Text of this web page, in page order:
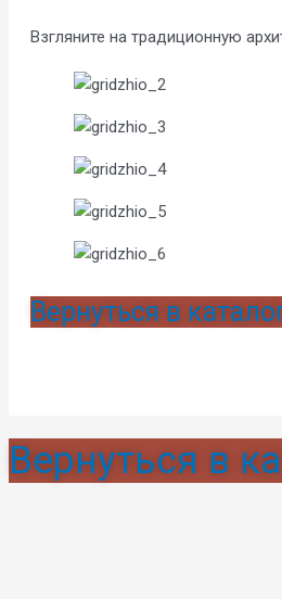
Взгляните на традиционную
Вернуться в
Вернуться в